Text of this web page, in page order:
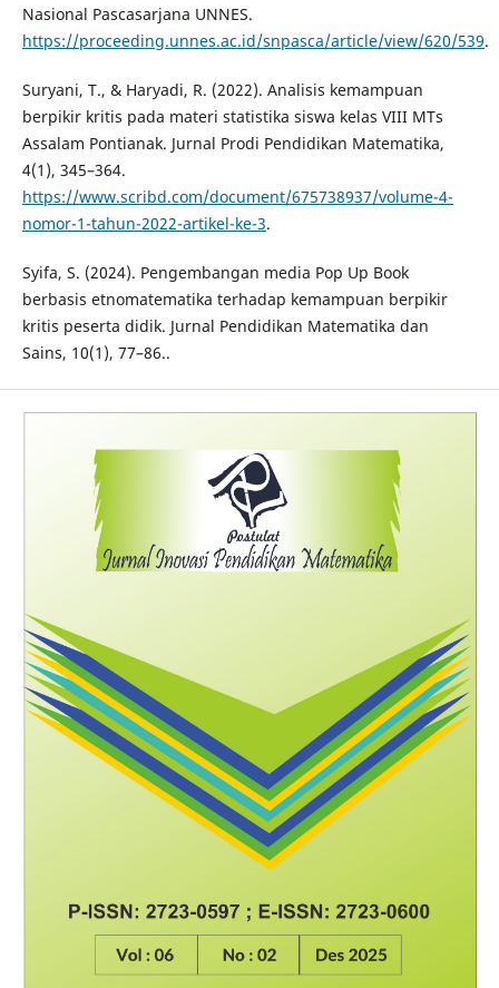
Nasional Pascasarjana UNNES.
https://proceeding.unnes.ac.id/snpasca/article/view/620/539.
Suryani, T., & Haryadi, R. (2022). Analisis kemampuan
berpikir kritis pada materi statistika siswa kelas VIII MTs
Assalam Pontianak. Jurnal Prodi Pendidikan Matematika,
4(1), 345–364.
https://www.scribd.com/document/675738937/volume-4-
nomor-1-tahun-2022-artikel-ke-3.
Syifa, S. (2024). Pengembangan media Pop Up Book
berbasis etnomatematika terhadap kemampuan berpikir
kritis peserta didik. Jurnal Pendidikan Matematika dan
Sains, 10(1), 77–86..